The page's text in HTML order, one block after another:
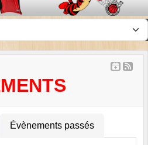
Évènements passés